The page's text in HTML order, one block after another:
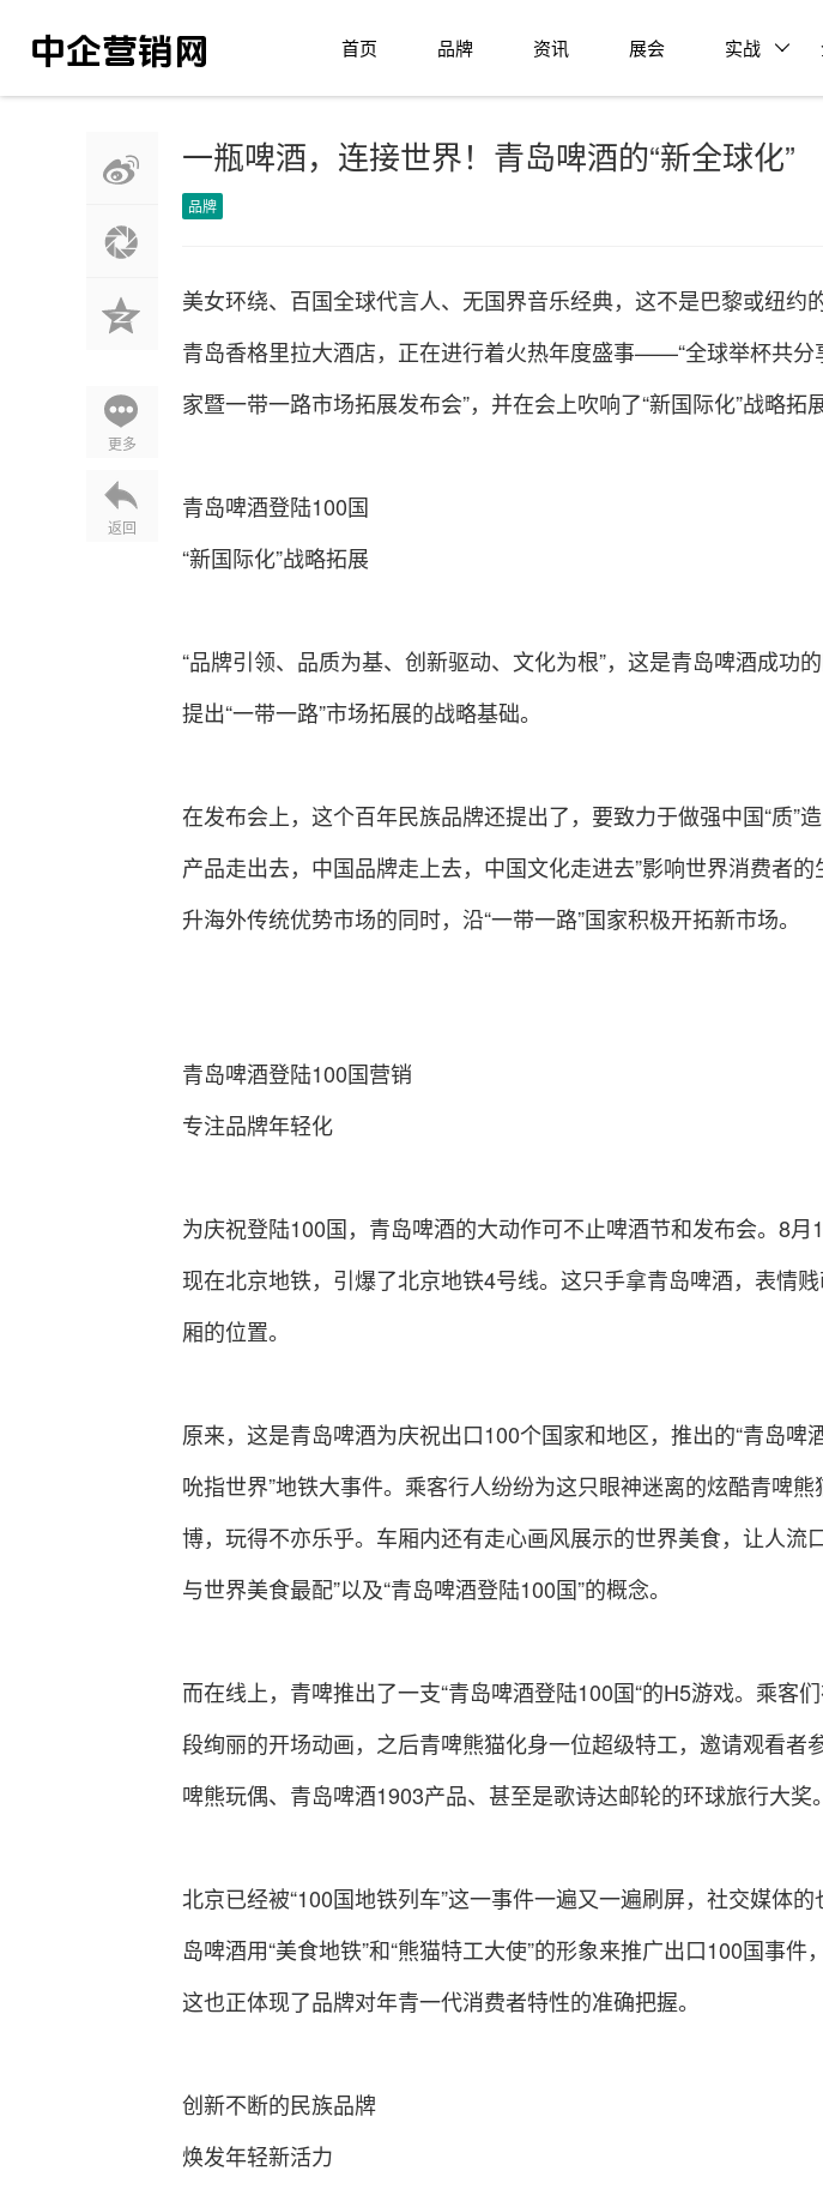
首页 品牌 资讯 展会 实战
更多
返回
一瓶啤酒，连接世界！青岛啤酒的“新全球化”
品牌
美女环绕、百国全球代言人、无国界音乐经典，这不是巴黎或纽约
青岛香格里拉大酒店，正在进行着火热年度盛事——“全球举杯共
家暨一带一路市场拓展发布会”，并在会上吹响了“新国际化”战略拓
青岛啤酒登陆100国
“新国际化”战略拓展
“品牌引领、品质为基、创新驱动、文化为根”，这是青岛啤酒成功
提出“一带一路”市场拓展的战略基础。
在发布会上，这个百年民族品牌还提出了，要致力于做强中国“质”
产品走出去，中国品牌走上去，中国文化走进去”影响世界消费者
升海外传统优势市场的同时，沿“一带一路”国家积极开拓新市场。
青岛啤酒登陆100国营销
专注品牌年轻化
为庆祝登陆100国，青岛啤酒的大动作可不止啤酒节和发布会。8月
现在北京地铁，引爆了北京地铁4号线。这只手拿青岛啤酒，表情
厢的位置。
原来，这是青岛啤酒为庆祝出口100个国家和地区，推出的“青岛啤
吮指世界”地铁大事件。乘客行人纷纷为这只眼神迷离的炫酷青啤
博，玩得不亦乐乎。车厢内还有走心画风展示的世界美食，让人流
与世界美食最配”以及“青岛啤酒登陆100国”的概念。
而在线上，青啤推出了一支“青岛啤酒登陆100国“的H5游戏。乘客
段绚丽的开场动画，之后青啤熊猫化身一位超级特工，邀请观看者
啤熊玩偶、青岛啤酒1903产品、甚至是歌诗达邮轮的环球旅行大奖。
北京已经被“100国地铁列车”这一事件一遍又一遍刷屏，社交媒体
岛啤酒用“美食地铁”和“熊猫特工大使”的形象来推广出口100国事件
这也正体现了品牌对年青一代消费者特性的准确把握。
创新不断的民族品牌
焕发年轻新活力